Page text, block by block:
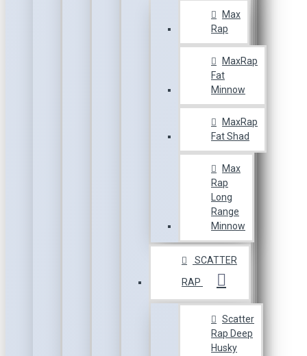
Max
Rap
MaxRap
Fat
Minnow
MaxRap
Fat Shad
Max
Rap
Long
Range
Minnow
SCATTER
RAP
Scatter
Rap Deep
Husky